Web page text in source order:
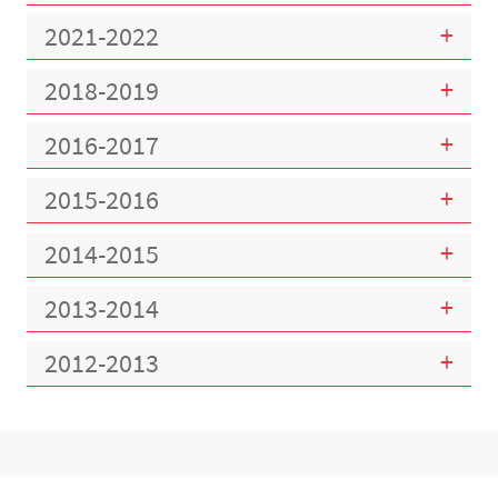
2021-2022
2018-2019
2016-2017
2015-2016
2014-2015
2013-2014
2012-2013